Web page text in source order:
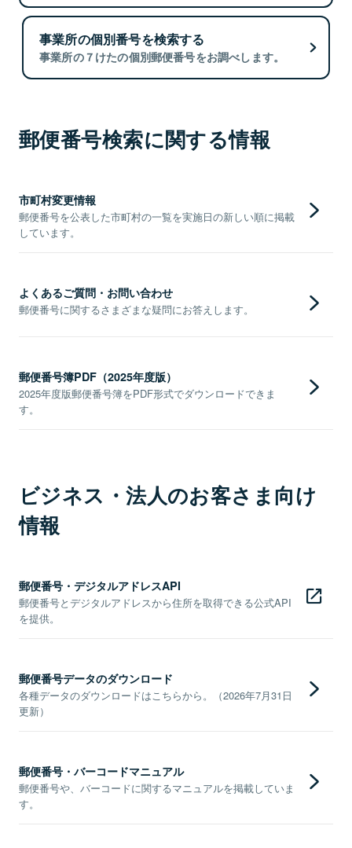
事業所の個別番号を検索する
事業所の７けたの個別郵便番号をお調べします。
郵便番号検索に関する情報
市町村変更情報
郵便番号を公表した市町村の一覧を実施日の新しい順に掲載
しています。
よくあるご質問・お問い合わせ
郵便番号に関するさまざまな疑問にお答えします。
郵便番号簿PDF（2025年度版）
2025年度版郵便番号簿をPDF形式でダウンロードできま
す。
ビジネス・法人のお客さま向け
情報
郵便番号・デジタルアドレスAPI
郵便番号とデジタルアドレスから住所を取得できる公式API
を提供。
郵便番号データのダウンロード
各種データのダウンロードはこちらから。（2026年7月31日
更新）
郵便番号・バーコードマニュアル
郵便番号や、バーコードに関するマニュアルを掲載していま
す。